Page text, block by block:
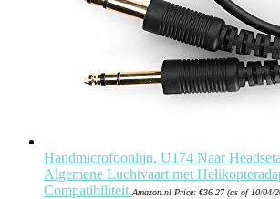
Handmicrofoonlijn, U174 Naar
Algemene Luchtvaart met
Compatibiliteit Amazon.nl Price: €36.27(as of 10/04/